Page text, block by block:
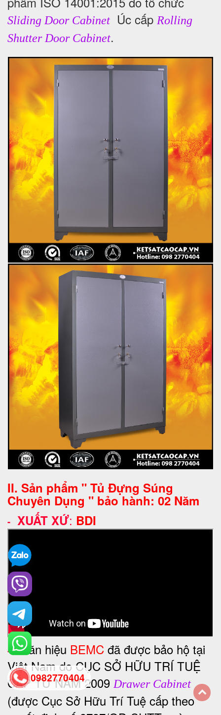
Sliding Door Cabinet Úc cấp Rolling
Shutter Door Cabinet.
II. Sản phẩm " Tủ Đựng Súng
Chuyên Dụng " bảo hành: 02 Năm
- XUẤT XỨ: BDI
-Nhãn hiệu BEMC đã được bảo hộ tại
Việt Nam do CỤC SỞ HỮU TRÍ TUỆ
CẤP TỪ NĂM 2009 Drawer Cabinet
(được Cục Sở Hữu Trí Tuệ cấp theo
0982770404